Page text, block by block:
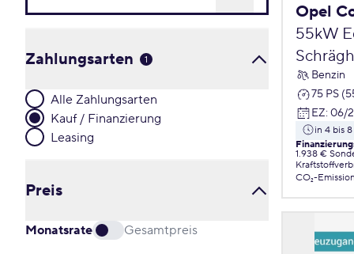
Zahlungsarten 1
Alle Zahlungsarten
Kauf / Finanzierung
Leasing
Preis
Monatsrate Gesamtpreis
Opel
55kW
Benzin
75 PS
EZ: 06/
in 4 bis
1.938 €
CO₂-